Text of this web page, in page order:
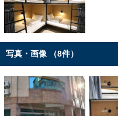
写真・画像 （8件）